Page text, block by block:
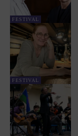
FESTIVAL
FESTIVAL